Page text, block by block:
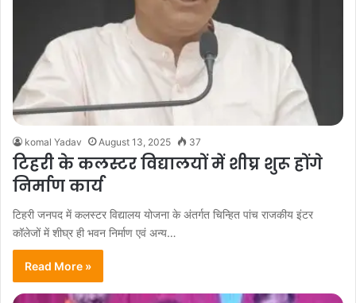
komal Yadav August 13, 2025 37
टिहरी के कलस्टर विद्यालयों में शीघ्र शुरू होंगे
निर्माण कार्य
टिहरी जनपद में कलस्टर विद्यालय योजना के अंतर्गत चिन्हित पांच राजकीय इंटर
कॉलेजों में शीघ्र ही भवन निर्माण एवं अन्य…
Read More »